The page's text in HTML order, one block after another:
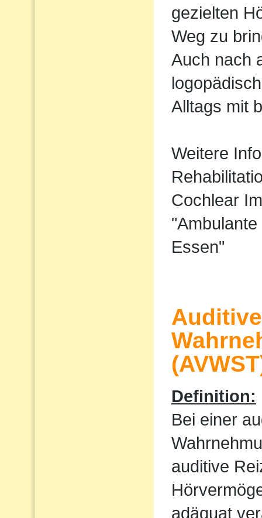
gezielten
Weg zu
Auch nach
Alltags mit
Weitere
Cochlear
Essen"
Definition:
Bei einer
auditive
adäquat